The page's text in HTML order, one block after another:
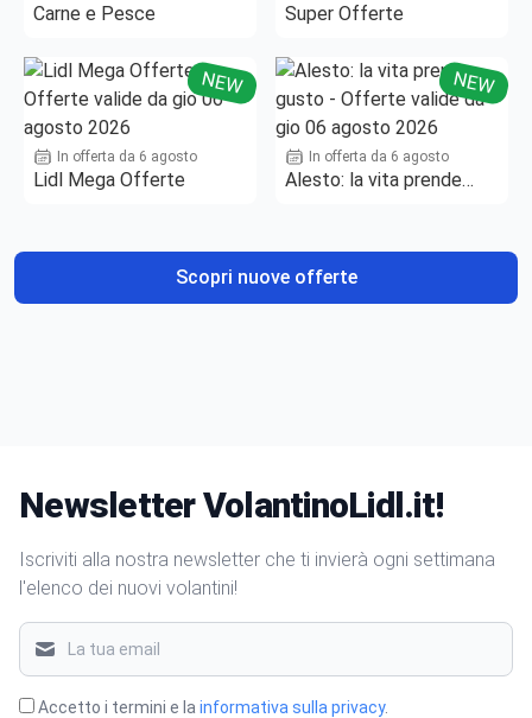
Carne e Pesce Super Offerte
NEW
In offerta da 6 agosto
Lidl Mega Offerte
NEW
In offerta da 6 agosto
Alesto: la vita prende
Scopri nuove offerte
Newsletter VolantinoLidl.it!
Iscriviti alla nostra newsletter che ti invierà ogni settimana
l'elenco dei nuovi volantini!
Accetto i termini e la informativa sulla privacy.